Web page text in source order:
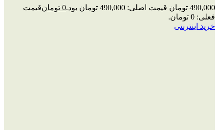
490,000 تومان قیمت اصلی: 490,000 تومان بود. 0 تومانقیمت
فعلی: 0 تومان.
خرید اینترنتی